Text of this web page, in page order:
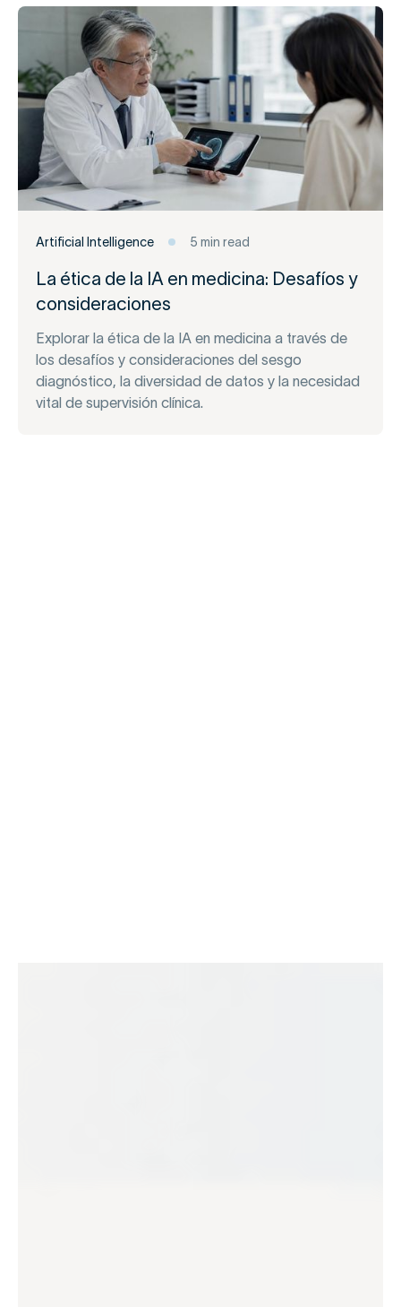
Artificial Intelligence 5 min read
La ética de la IA en medicina: Desafíos y
consideraciones
Explorar la ética de la IA en medicina a través de
los desafíos y consideraciones del sesgo
diagnóstico, la diversidad de datos y la necesidad
vital de supervisión clínica.